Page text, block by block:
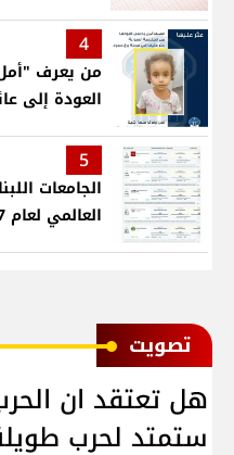
4
من يعرف
العودة إلى
5
العالمي لعام 2027... حضور عالمي وعربي
ﺗﺼﻮﻳﺖ
هل تعتقد ان
ستمتد لحرب